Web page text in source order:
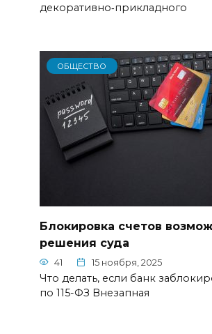
декоративно‑прикладного
ОБЩЕСТВО
Блокировка счетов
решения суда
41 15 ноября, 2025
Что делать, если банк
по 115-ФЗ Внезапная